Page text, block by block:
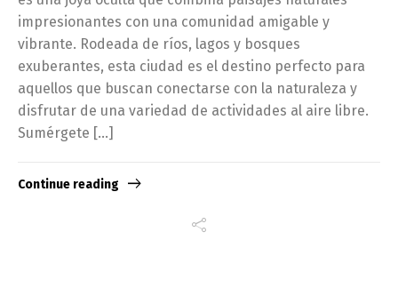
impresionantes con una comunidad amigable y
vibrante. Rodeada de ríos, lagos y bosques
exuberantes, esta ciudad es el destino perfecto para
aquellos que buscan conectarse con la naturaleza y
disfrutar de una variedad de actividades al aire libre.
Sumérgete […]
Continue reading